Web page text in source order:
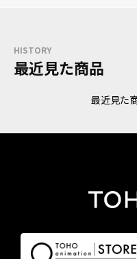
HISTORY
最近見た商品
最近見た